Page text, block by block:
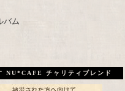
バム
NU*CAFE チャリティブレンド